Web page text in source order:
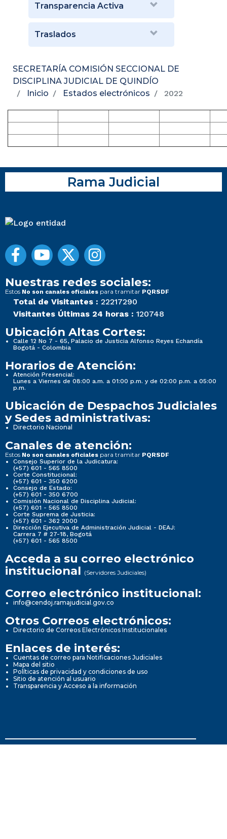
Transparencia Activa
Traslados
SECRETARÍA COMISIÓN SECCIONAL DE
DISCIPLINA JUDICIAL DE QUINDÍO
Inicio
Estados electrónicos 2022
Rama Judicial
Nuestras redes sociales:
Estos No son canales oficiales para tramitar PQRSDF
Total de Visitantes : 22217290
Visitantes Últimas 24 horas : 120748
Ubicación Altas Cortes:
Calle 12 No 7 - 65, Palacio de Justicia Alfonso Reyes Echandía
Bogotá - Colombia
Horarios de Atención:
Atención Presencial:
Lunes a Viernes de 08:00 a.m. a 01:00 p.m. y de 02:00 p.m. a 05:00
p.m.
Ubicación de Despachos Judiciales
y Sedes administrativas:
Directorio Nacional
Canales de atención:
Estos No son canales oficiales para tramitar PQRSDF
Consejo Superior de la Judicatura:
(+57) 601 - 565 8500
Corte Constitucional:
(+57) 601 - 350 6200
Consejo de Estado:
(+57) 601 - 350 6700
Comisión Nacional de Disciplina Judicial:
(+57) 601 - 565 8500
Corte Suprema de Justicia:
(+57) 601 - 362 2000
Dirección Ejecutiva de Administración Judicial - DEAJ:
Carrera 7 # 27-18, Bogotá
(+57) 601 - 565 8500
Acceda a su correo electrónico
institucional (Servidores Judiciales)
Correo electrónico institucional:
info@cendoj.ramajudicial.gov.co
Otros Correos electrónicos:
Directorio de Correos Electrónicos Institucionales
Enlaces de interés:
Cuentas de correo para Notificaciones Judiciales
Mapa del sitio
Políticas de privacidad y condiciones de uso
Sitio de atención al usuario
Transparencia y Acceso a la información